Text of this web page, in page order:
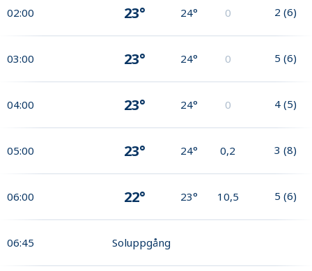
02:00 23° 24° 0 2 (6)
03:00 23° 24° 0 5 (6)
04:00 23° 24° 0 4 (5)
05:00 23° 24° 0,2 3 (8)
06:00 22° 23° 10,5 5 (6)
06:45 Soluppgång